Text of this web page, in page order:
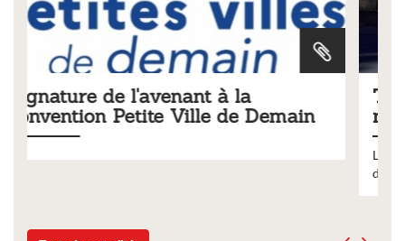
Tarifs 2026 des services
municipaux
délibération du conseil municipal du 19 décembre